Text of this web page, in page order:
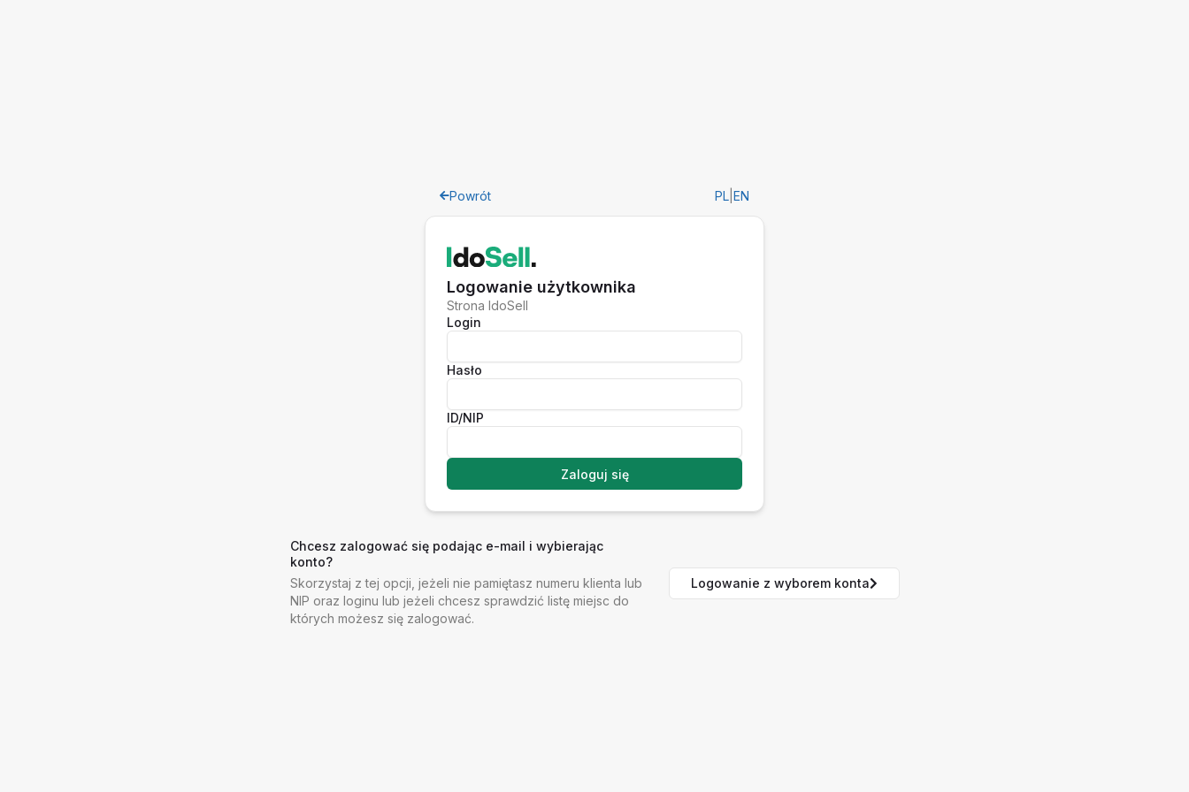
Powrót PL EN
Logowanie użytkownika
Strona IdoSell
Login
Hasło
ID/NIP
Zaloguj się
Chcesz zalogować się podając e-mail i wybierając
konto?
Skorzystaj z tej opcji, jeżeli nie pamiętasz numeru klienta lub
NIP oraz loginu lub jeżeli chcesz sprawdzić listę miejsc do
których możesz się zalogować.
Logowanie z wyborem konta